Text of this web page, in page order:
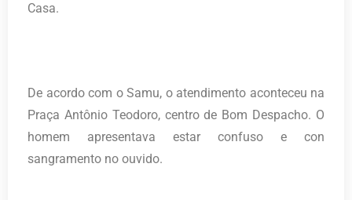
Casa.
De acordo com o Samu, o atendimento aconteceu na
Praça Antônio Teodoro, centro de Bom Despacho. O
homem apresentava estar confuso e con
sangramento no ouvido.